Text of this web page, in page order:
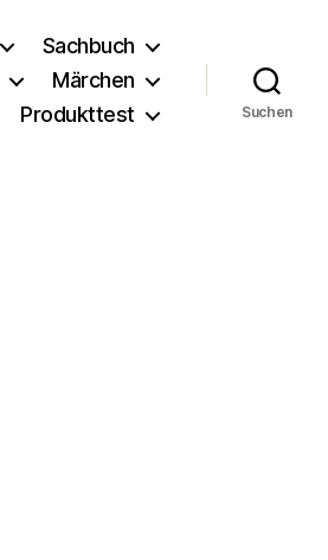
Sachbuch
Märchen
Produkttest
Suchen